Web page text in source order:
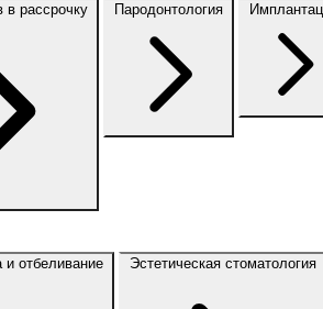
в рассрочку Пародонтология
и отбеливание Эстетическая стоматология